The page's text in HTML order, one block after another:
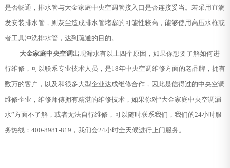
是否畅通，排水管与大金家庭中央空调管接入口是否连接妥当。若采用直滴
发安装排水管，则灰尘造成排水管堵塞的可能性较高，能够使用高压水枪或
者工具冲洗排水管，达到疏通的目的。
大金家庭中央空调 出现漏水有以上四个原因，如果你想要了解如何进
行维修，可以联系专业技术人员，是18年中央空调维修方面的老品牌，拥有
数万的客户，以及和很多大型企业达成维修合作，因此是信得过的中央空调
维修企业，维修师傅拥有精湛的维修技术，如果你对“大金家庭中央空调漏
水”方面不了解，或者无法自行维修，可以随时联系我们，我们的24小时服
务热线：400-8981-819，我们会24小时全天候进行上门服务。